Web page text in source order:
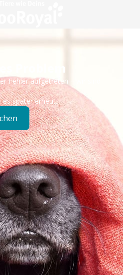
Problem
Fehler aufgetreten – wir sind
es später erneut.